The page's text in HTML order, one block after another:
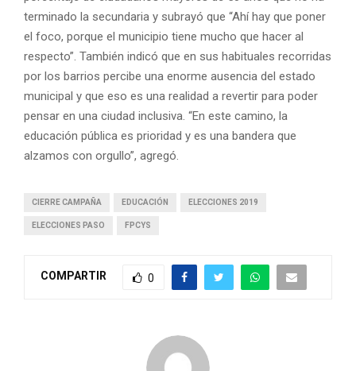
terminado la secundaria y subrayó que “Ahí hay que poner
el foco, porque el municipio tiene mucho que hacer al
respecto”. También indicó que en sus habituales recorridas
por los barrios percibe una enorme ausencia del estado
municipal y que eso es una realidad a revertir para poder
pensar en una ciudad inclusiva. “En este camino, la
educación pública es prioridad y es una bandera que
alzamos con orgullo”, agregó.
CIERRE CAMPAÑA EDUCACIÓN ELECCIONES 2019
ELECCIONES PASO FPCYS
COMPARTIR 0